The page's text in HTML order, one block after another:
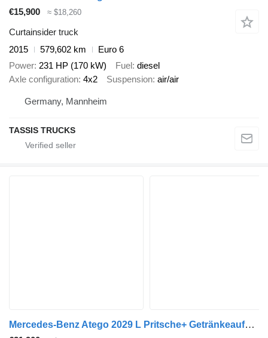
€15,900 ≈ $18,260
Curtainsider truck
2015
579,602 km
Euro 6
Power 231 HP (170 kW) Fuel diesel
Axle configuration 4x2 Suspension air/air
Germany, Mannheim
TASSIS TRUCKS
Mercedes-Benz Atego 2029 L Pritsche+ Getränkeaufbau/ LBW